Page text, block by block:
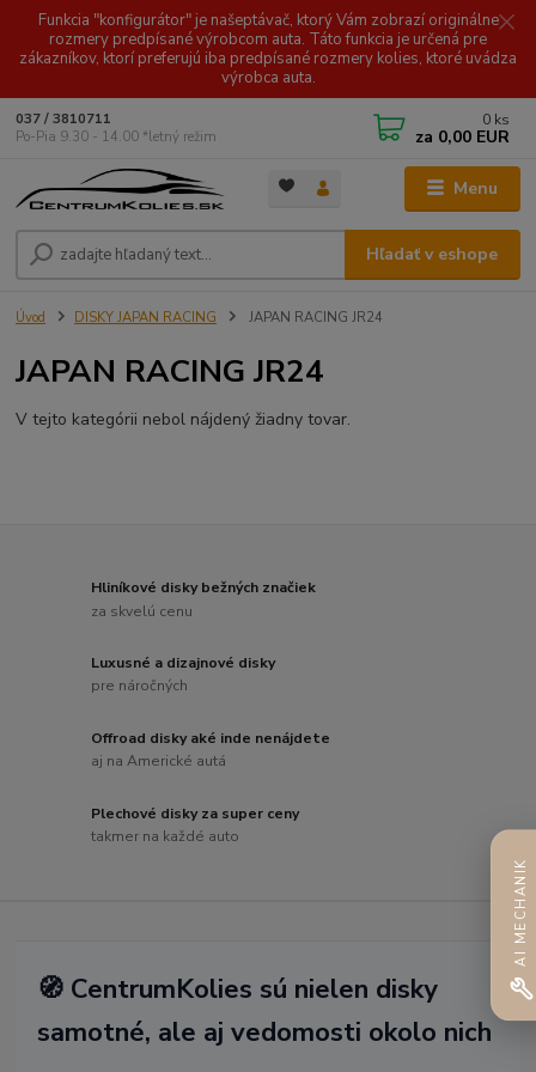
Funkcia "konfigurátor" je našeptávač, ktorý Vám zobrazí originálne
rozmery predpísané výrobcom auta. Táto funkcia je určená pre
zákazníkov, ktorí preferujú iba predpísané rozmery kolies, ktoré uvádza
výrobca auta.
Menu
Hľadať v eshope
037 / 3810711
Po-Pia 9.30 - 14.00 *letný režim
0 ks
za 0,00 EUR
Úvod DISKY JAPAN RACING JAPAN RACING JR24
JAPAN RACING JR24
V tejto kategórii nebol nájdený žiadny tovar.
Hliníkové disky bežných značiek
za skvelú cenu
Luxusné a dizajnové disky
pre náročných
Offroad disky aké inde nenájdete
aj na Americké autá
Plechové disky za super ceny
takmer na každé auto
🧭 CentrumKolies sú nielen disky
samotné, ale aj vedomosti okolo nich
AI MECHANIK